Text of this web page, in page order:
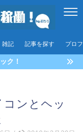
雑記 記事を探す プロ
ク！
ンとヘッ